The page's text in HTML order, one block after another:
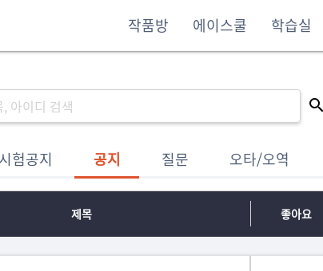
작품방 에이스쿨 학습실
시험공지 공지 질문 오타/오역
제목 좋아요